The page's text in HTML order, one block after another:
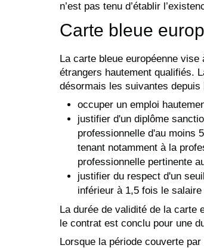
n’est pas tenu d’établir
Carte bleue
La carte bleue européenne
étrangers hautement qualifiés.
désormais les suivantes depuis
occuper un emploi
justifier d'un diplôme
professionnelle d'au moins
tenant notamment à la
professionnelle pertinente
justifier du respect d'un
inférieur à 1,5 fois le
La durée de validité de la carte
le contrat est conclu pour une
Lorsque la période couverte